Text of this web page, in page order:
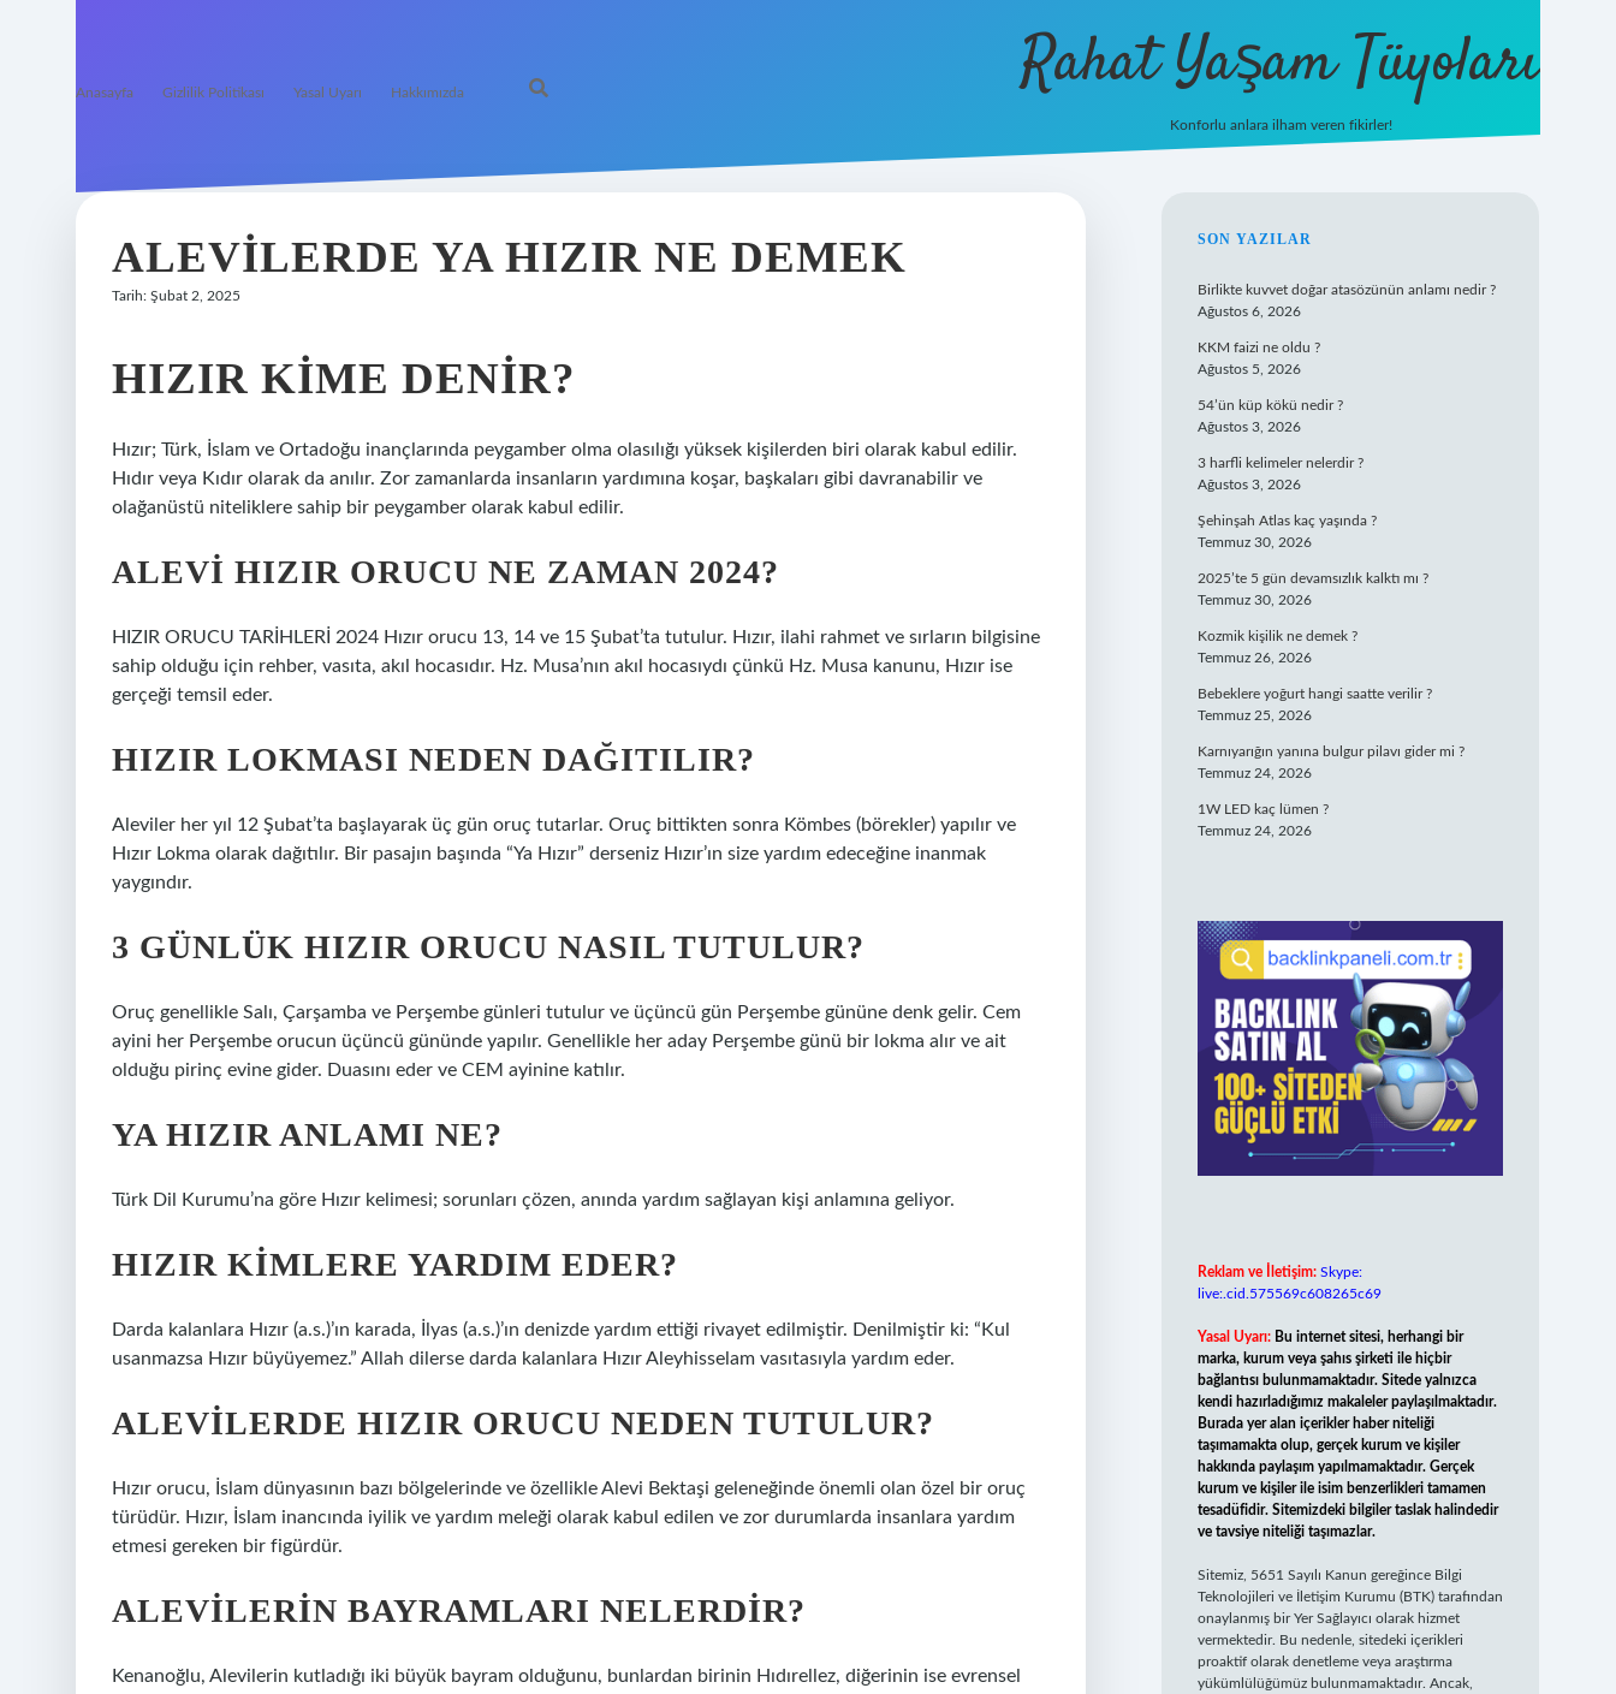
Anasayfa Gizlilik Politikası Yasal Uyarı Hakkımızda Rahat Yaşam Tüyoları
Konforlu anlara ilham veren fikirler!
ALEVILERDE YA HIZIR NE DEMEK
Tarih: Şubat 2, 2025
HIZIR KIME DENIR?
Hızır; Türk, İslam ve Ortadoğu inançlarında peygamber olma olasılığı yüksek kişilerden biri olarak kabul edilir.
Hıdır veya Kıdır olarak da anılır. Zor zamanlarda insanların yardımına koşar, başkaları gibi davranabilir ve
olağanüstü niteliklere sahip bir peygamber olarak kabul edilir.
ALEVI HIZIR ORUCU NE ZAMAN 2024?
HIZIR ORUCU TARİHLERİ 2024 Hızır orucu 13, 14 ve 15 Şubat’ta tutulur. Hızır, ilahi rahmet ve sırların bilgisine
sahip olduğu için rehber, vasıta, akıl hocasıdır. Hz. Musa’nın akıl hocasıydı çünkü Hz. Musa kanunu, Hızır ise
gerçeği temsil eder.
HIZIR LOKMASI NEDEN DAĞITILIR?
Aleviler her yıl 12 Şubat’ta başlayarak üç gün oruç tutarlar. Oruç bittikten sonra Kömbes (börekler) yapılır ve
Hızır Lokma olarak dağıtılır. Bir pasajın başında “Ya Hızır” derseniz Hızır’ın size yardım edeceğine inanmak
yaygındır.
3 GÜNLÜK HIZIR ORUCU NASIL TUTULUR?
Oruç genellikle Salı, Çarşamba ve Perşembe günleri tutulur ve üçüncü gün Perşembe gününe denk gelir. Cem
ayini her Perşembe orucun üçüncü gününde yapılır. Genellikle her aday Perşembe günü bir lokma alır ve ait
olduğu pirinç evine gider. Duasını eder ve CEM ayinine katılır.
YA HIZIR ANLAMI NE?
Türk Dil Kurumu’na göre Hızır kelimesi; sorunları çözen, anında yardım sağlayan kişi anlamına geliyor.
HIZIR KIMLERE YARDIM EDER?
Darda kalanlara Hızır (a.s.)’ın karada, İlyas (a.s.)’ın denizde yardım ettiği rivayet edilmiştir. Denilmiştir ki: “Kul
usanmazsa Hızır büyüyemez.” Allah dilerse darda kalanlara Hızır Aleyhisselam vasıtasıyla yardım eder.
ALEVILERDE HIZIR ORUCU NEDEN TUTULUR?
Hızır orucu, İslam dünyasının bazı bölgelerinde ve özellikle Alevi Bektaşi geleneğinde önemli olan özel bir oruç
türüdür. Hızır, İslam inancında iyilik ve yardım meleği olarak kabul edilen ve zor durumlarda insanlara yardım
etmesi gereken bir figürdür.
ALEVILERIN BAYRAMLARI NELERDIR?
Kenanoğlu, Alevilerin kutladığı iki büyük bayram olduğunu, bunlardan birinin Hıdırellez, diğerinin ise evrensel
SIDEBAR
SON YAZILAR
Birlikte kuvvet doğar atasözünün anlamı nedir ?
Ağustos 6, 2026
KKM faizi ne oldu ?
Ağustos 5, 2026
54’ün küp kökü nedir ?
Ağustos 3, 2026
3 harfli kelimeler nelerdir ?
Ağustos 3, 2026
Şehinşah Atlas kaç yaşında ?
Temmuz 30, 2026
2025’te 5 gün devamsızlık kalktı mı ?
Temmuz 30, 2026
Kozmik kişilik ne demek ?
Temmuz 26, 2026
Bebeklere yoğurt hangi saatte verilir ?
Temmuz 25, 2026
Karnıyarığın yanına bulgur pilavı gider mi ?
Temmuz 24, 2026
1W LED kaç lümen ?
Temmuz 24, 2026
Reklam ve İletişim: Skype:
live:.cid.575569c608265c69
Yasal Uyarı: Bu internet sitesi, herhangi bir
marka, kurum veya şahıs şirketi ile hiçbir
bağlantısı bulunmamaktadır. Sitede yalnızca
kendi hazırladığımız makaleler paylaşılmaktadır.
Burada yer alan içerikler haber niteliği
taşımamakta olup, gerçek kurum ve kişiler
hakkında paylaşım yapılmamaktadır. Gerçek
kurum ve kişiler ile isim benzerlikleri tamamen
tesadüfidir. Sitemizdeki bilgiler taslak halindedir
ve tavsiye niteliği taşımazlar.
Sitemiz, 5651 Sayılı Kanun gereğince Bilgi
Teknolojileri ve İletişim Kurumu (BTK) tarafından
onaylanmış bir Yer Sağlayıcı olarak hizmet
vermektedir. Bu nedenle, sitedeki içerikleri
proaktif olarak denetleme veya araştırma
yükümlülüğümüz bulunmamaktadır. Ancak,